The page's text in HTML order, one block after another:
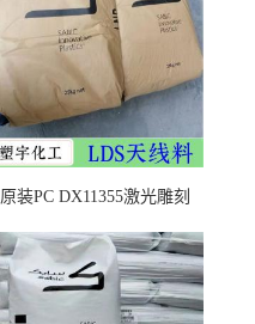
原装PC DX11355激光雕刻